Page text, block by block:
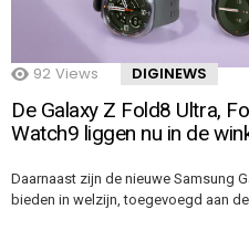
92 Views DIGINEWS
De Galaxy Z Fold8 Ultra,
Watch9 liggen nu in de
Daarnaast zijn de nieuwe Samsung
bieden in welzijn, toegevoegd aan